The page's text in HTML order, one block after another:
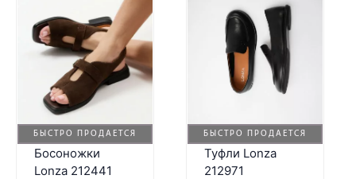
БЫСТРО ПРОДАЕТСЯ
Босоножки
Lonza 212441
БЫСТРО ПРОДАЕТСЯ
Туфли Lonza
212971